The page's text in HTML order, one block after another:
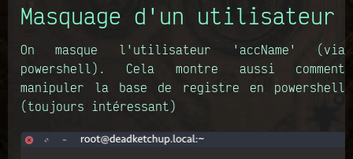
Masquage d'un utilisateur
On masque l'utilisateur 'accName' (via
powershell). Cela montre aussi comment
manipuler la base de registre en powershell
(toujours intéressant)